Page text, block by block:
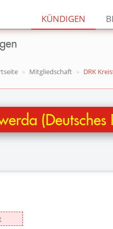
KÜNDIGEN
Mitgliedschaft DRK
(Deutsches